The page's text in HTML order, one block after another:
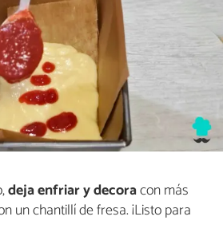
deja enfriar y decoracon más
un chantillí de fresa. ¡Listo para